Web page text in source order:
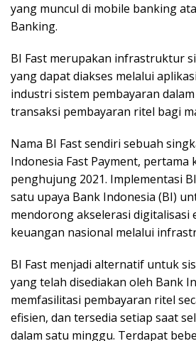
yang muncul di mobile banking
Banking.
BI Fast merupakan infrastruktur
yang dapat diakses melalui
industri sistem pembayaran
transaksi pembayaran ritel bagi
Nama BI Fast sendiri sebuah
Indonesia Fast Payment, pertama
penghujung 2021. Implementasi
satu upaya Bank Indonesia (BI)
mendorong akselerasi digitalisasi
keuangan nasional melalui
BI Fast menjadi alternatif untuk
yang telah disediakan oleh Bank
memfasilitasi pembayaran ritel
efisien, dan tersedia setiap saat
dalam satu minggu. Terdapat